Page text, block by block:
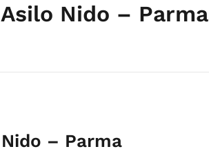
Nido – Parma
– Parma